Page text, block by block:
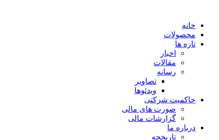
خانه
محصولات
تازه ها
اخبار
مقالات
رسانه
تصاویر
ویدئوها
حاکمیت شرکتی
صورت های مالی
گزارشات مالی
درباره ما
تاریخچه